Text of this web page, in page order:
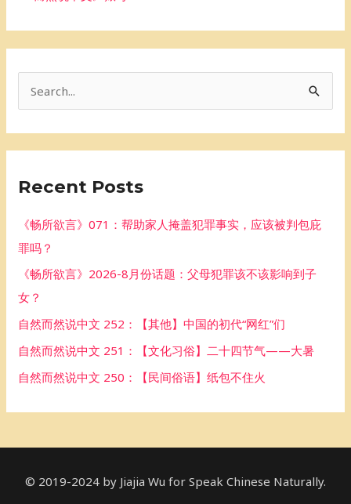
c
o
:
Recent Posts
《畅所欲言》071：帮助家人掩盖犯罪事实，应该被判包庇
罪吗？
《畅所欲言》2026-8月份话题：父母犯罪该不该影响到子
女？
自然而然说中文 252：【其他】中国的初代“网红”们
自然而然说中文 251：【文化习俗】二十四节气——大暑
自然而然说中文 250：【民间俗语】纸包不住火
© 2019-2024 by Jiajia Wu for Speak Chinese Naturally.